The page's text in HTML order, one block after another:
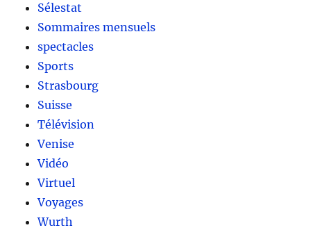
Sélestat
Sommaires mensuels
spectacles
Sports
Strasbourg
Suisse
Télévision
Venise
Vidéo
Virtuel
Voyages
Wurth